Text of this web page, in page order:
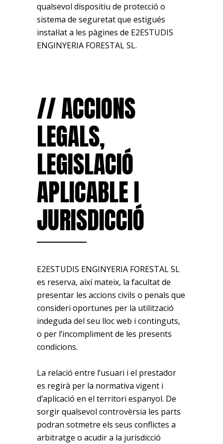
qualsevol dispositiu de protecció o
sistema de seguretat que estigués
instal·lat a les pàgines de E2ESTUDIS
ENGINYERIA FORESTAL SL.
// ACCIONS
LEGALS,
LEGISLACIÓ
APLICABLE I
JURISDICCIÓ
E2ESTUDIS ENGINYERIA FORESTAL SL
es reserva, així mateix, la facultat de
presentar les accions civils o penals que
consideri oportunes per la utilització
indeguda del seu lloc web i continguts,
o per l’incompliment de les presents
condicions.
La relació entre l’usuari i el prestador
es regirà per la normativa vigent i
d’aplicació en el territori espanyol. De
sorgir qualsevol controvèrsia les parts
podran sotmetre els seus conflictes a
arbitratge o acudir a la jurisdicció